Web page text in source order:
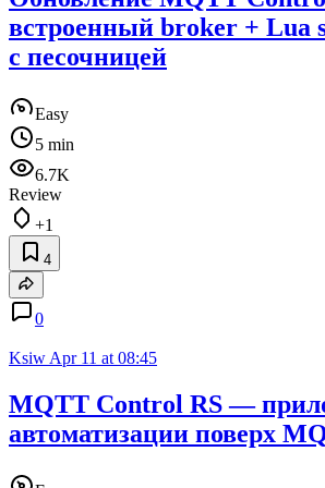
встроенный broker + Lua
с песочницей
Easy
5 min
6.7K
Review
+1
4
0
Ksiw Apr 11 at 08:45
MQTT Control RS —
автоматизации поверх